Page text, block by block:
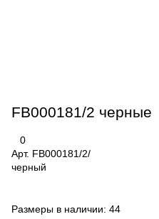
FB000181/2 черные
0
Арт. FB000181/2/
черный
Размеры в наличии: 44